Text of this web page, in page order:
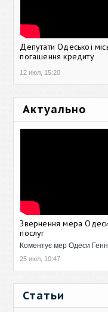
Депутати Одеської
погашення кредиту
12 июл, 15:20
Актуально
Звернення мера
послуг
Коментує мер Одеси
25 июл, 10:47
Статьи